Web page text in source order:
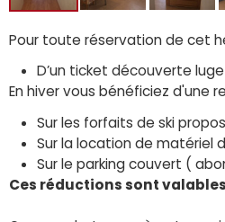
Pour toute réservation de cet
D’un ticket découverte
En hiver vous bénéficiez d'une
Sur les forfaits de ski
Sur la location de matériel
Sur le parking couvert (
Ces réductions sont